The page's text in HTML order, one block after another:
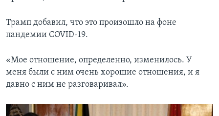
Трамп добавил, что это произошло на фоне
пандемии COVID-19.
«Мое отношение, определенно, изменилось. У
меня были с ним очень хорошие отношения, и я
давно с ним не разговаривал».